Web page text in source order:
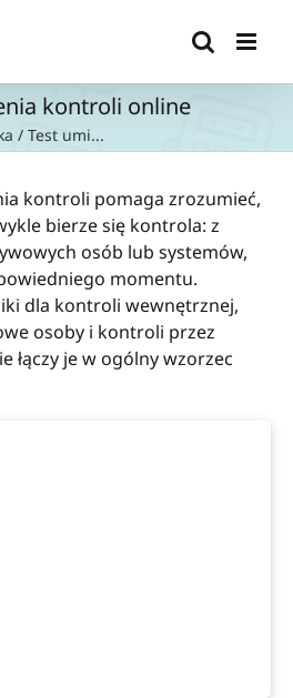
kontroli online
/ Test umi...
kontroli pomaga zrozumieć,
bierze się kontrola: z
osób lub systemów,
momentu.
dla kontroli wewnętrznej,
osoby i kontroli przez
łączy je w ogólny wzorzec